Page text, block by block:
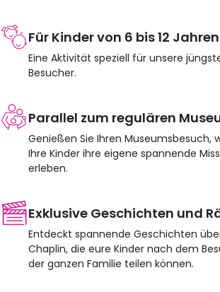
Für Kinder von 6 bis 12 Jahren
Eine Aktivität speziell für unsere
Besucher.
Parallel zum regulären
Genießen Sie Ihren Museumsbesuch,
Ihre Kinder ihre eigene spannende
erleben.
Exklusive Geschichten und
Entdeckt spannende Geschichten
Chaplin, die eure Kinder nach dem
der ganzen Familie teilen können.